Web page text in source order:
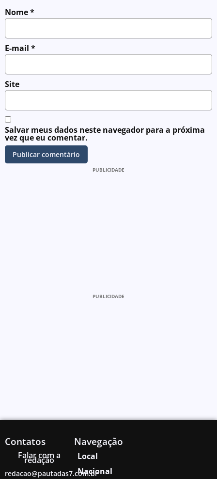
Nome*
E-mail *
Site
Salvar meus dados neste navegador para a próxima
vez que eu comentar.
PUBLICIDADE
PUBLICIDADE
Contatos
Falar com a
redação
redacao@pautadas7.com.br
Navegação
Local
Nacional